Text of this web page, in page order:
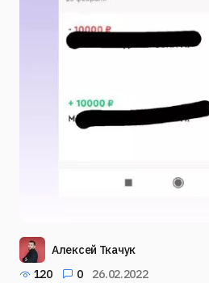
Алексей Ткачук
120
0 26.02.2022